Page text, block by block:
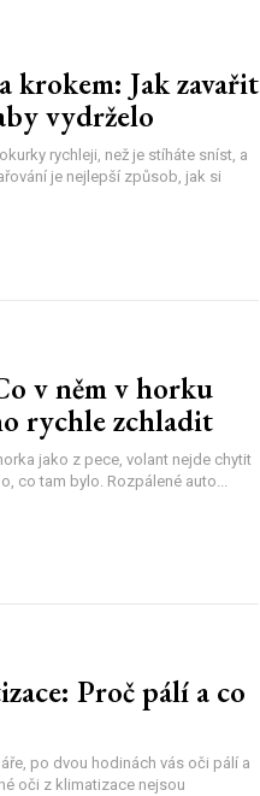
krokem: Jak zavařit
vydrželo
rychleji, než je stíháte sníst, a
je nejlepší způsob, jak si
v něm v horku
rychle zchladit
jako z pece, volant nejde chytit
co tam bylo. Rozpálené auto...
Proč pálí a co
po dvou hodinách vás oči pálí a
oči z klimatizace nejsou